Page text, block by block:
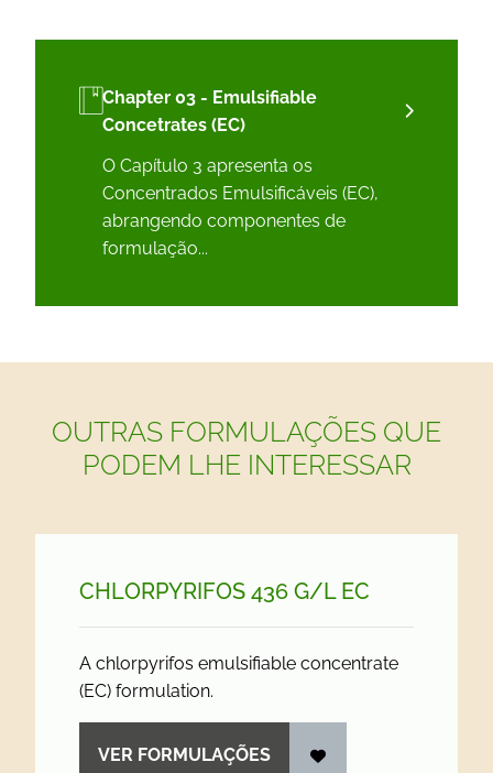
Chapter 03 - Emulsifiable
Concetrates (EC)
O Capítulo 3 apresenta os
Concentrados Emulsificáveis ​​(EC),
abrangendo componentes de
formulação...
OUTRAS FORMULAÇÕES QUE
PODEM LHE INTERESSAR
CHLORPYRIFOS 436 G/L EC
A chlorpyrifos emulsifiable concentrate
(EC) formulation.
VER FORMULAÇÕES